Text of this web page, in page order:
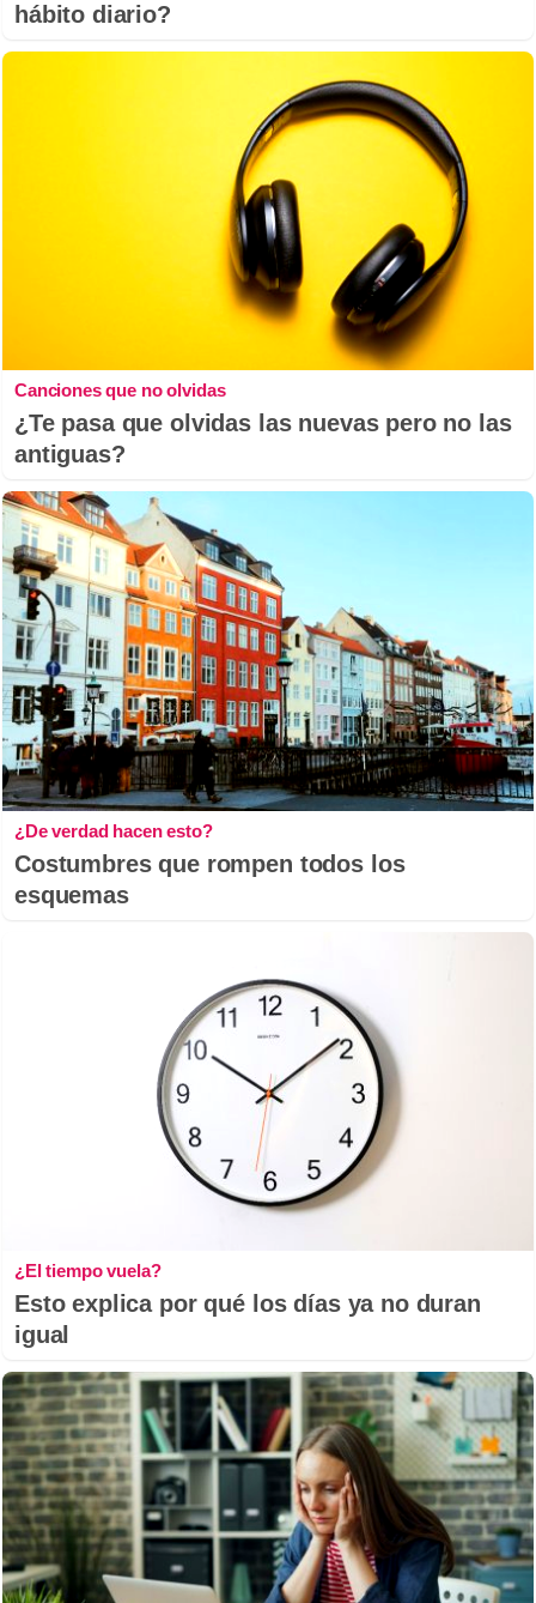
hábito diario?
Canciones que no olvidas
¿Te pasa que olvidas las nuevas pero no las
antiguas?
¿De verdad hacen esto?
Costumbres que rompen todos los
esquemas
¿El tiempo vuela?
Esto explica por qué los días ya no duran
igual